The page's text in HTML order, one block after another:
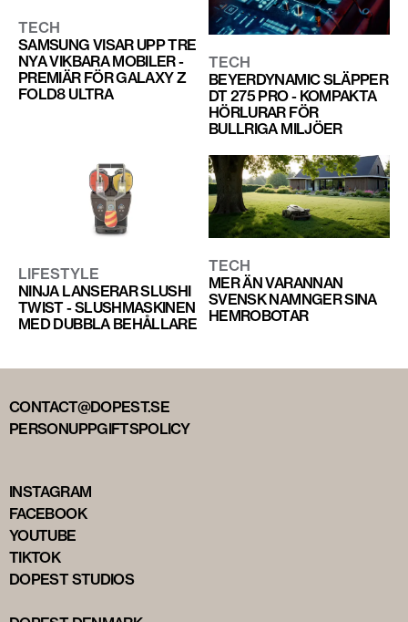
TECH
SAMSUNG VISAR UPP TRE
NYA VIKBARA MOBILER -
PREMIÄR FÖR GALAXY Z
FOLD8 ULTRA
TECH
BEYERDYNAMIC SLÄPPER
DT 275 PRO - KOMPAKTA
HÖRLURAR FÖR
BULLRIGA MILJÖER
LIFESTYLE
NINJA LANSERAR SLUSHI
TWIST - SLUSHMASKINEN
MED DUBBLA BEHÅLLARE
TECH
MER ÄN VARANNAN
SVENSK NAMNGER SINA
HEMROBOTAR
CONTACT@DOPEST.SE
PERSONUPPGIFTSPOLICY
INSTAGRAM
FACEBOOK
YOUTUBE
TIKTOK
DOPEST STUDIOS